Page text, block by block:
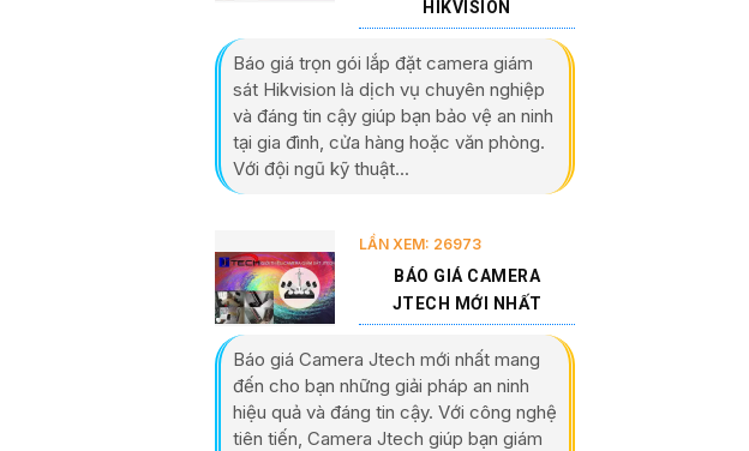
HIKVISION
Báo giá trọn gói lắp đặt camera giám
sát Hikvision là dịch vụ chuyên nghiệp
và đáng tin cậy giúp bạn bảo vệ an ninh
tại gia đình, cửa hàng hoặc văn phòng.
Với đội ngũ kỹ thuật...
LẦN XEM: 26973
BÁO GIÁ CAMERA
JTECH MỚI NHẤT
Báo giá Camera Jtech mới nhất mang
đến cho bạn những giải pháp an ninh
hiệu quả và đáng tin cậy. Với công nghệ
tiên tiến, Camera Jtech giúp bạn giám